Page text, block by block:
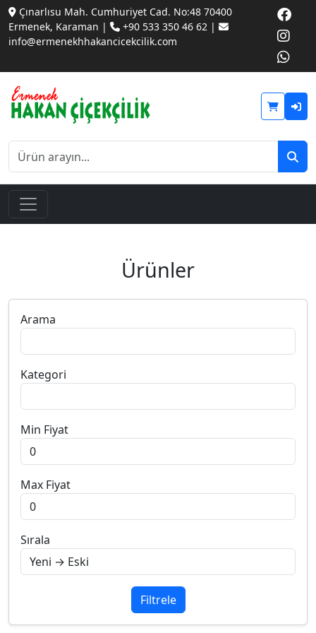
Çınarlısu Mah. Cumhuriyet Cad. No:48 70400
Ermenek, Karaman |
+90 533 350 46 62 |
info@ermenekhhakancicekcilik.com
Ürünler
Arama
Kategori
Min Fiyat
Max Fiyat
Sırala
Filtrele